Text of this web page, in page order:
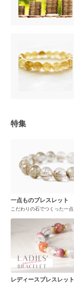
特集
一点ものブレスレット
こだわりの石でつくった一
レディースブレスレット